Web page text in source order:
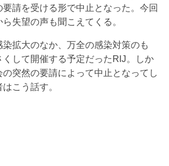
請を受ける形で中止となった。今回
失望の声も聞こえてくる。
拡大のなか、万全の感染対策のも
して開催する予定だったRIJ。しか
突然の要請によって中止となってし
こう話す。